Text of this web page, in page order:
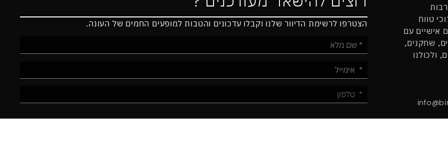
טווח
אישיים עם
שחקנים,
ולכולנו
הצטרפו לרשימת הדיוור שלנו וקבלו עדכונים והטבות למופעים החמים של העונה.